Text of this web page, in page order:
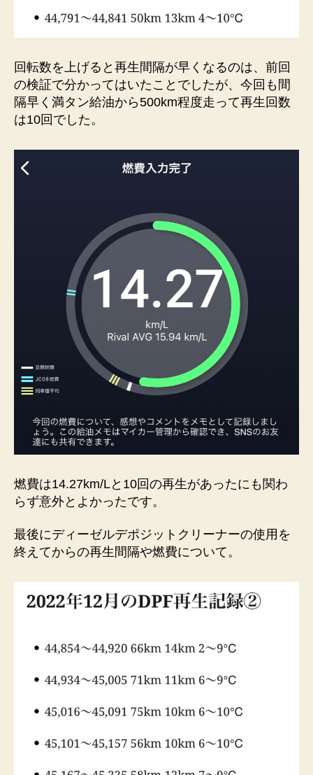
回転数を上げると再生間隔が早くなるのは、前回
の検証で分かってはいたことでしたが、今回も間
隔早く満タン給油から500km程度走って再生回数
は10回でした。
燃費は14.27km/Lと10回の再生があったにも関わ
らず意外とよかったです。
最後にディーゼルデポジットクリーナーの使用を
終えてからの再生間隔や燃費について。